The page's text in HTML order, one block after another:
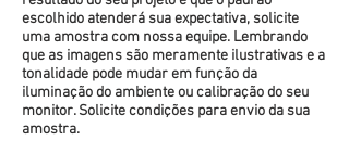
escolhido atenderá sua expectativa, solicite
uma amostra com nossa equipe. Lembrando
que as imagens são meramente ilustrativas e a
tonalidade pode mudar em função da
iluminação do ambiente ou calibração do seu
monitor. Solicite condições para envio da sua
amostra.